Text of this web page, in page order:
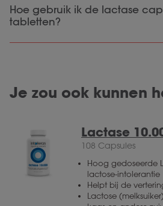
raden we aan om te
hoogste dosering (per
Lactase 2500: 4 tabletjes
Hoe gebruik ik de lactase
tabletten?
tabletten kauwt kunnen ze
doorslikken. Wanneer je
slikken, kan je de capsule
de inhoud oplossen in een
Je zou ook kunnen
Lactase
108 Capsules
Hoog gedoseerde
lactose-intolerantie
Helpt bij de
Lactose